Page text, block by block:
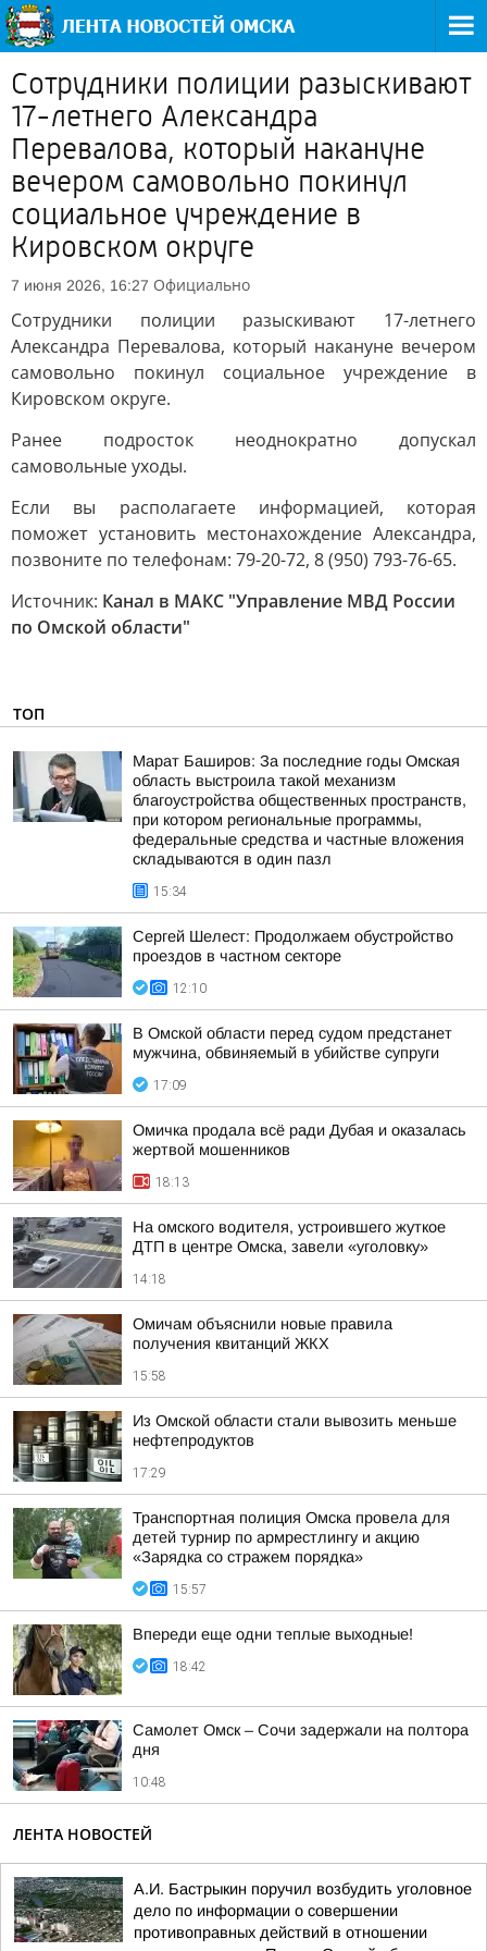
Сотрудники полиции разыскивают
17-летнего Александра
Перевалова, который накануне
вечером самовольно покинул
социальное учреждение в
Кировском округе
7 июня 2026, 16:27 Официально
Сотрудники полиции разыскивают 17-летнего
Александра Перевалова, который накануне вечером
самовольно покинул социальное учреждение в
Кировском округе.
Ранее подросток неоднократно допускал
самовольные уходы.
Если вы располагаете информацией, которая
поможет установить местонахождение Александра,
позвоните по телефонам: 79-20-72, 8 (950) 793-76-65.
Источник: Канал в МАКС "Управление МВД России
по Омской области"
ТОП
Марат Баширов: За последние годы Омская
область выстроила такой механизм
благоустройства общественных пространств,
при котором региональные программы,
федеральные средства и частные вложения
складываются в один пазл
15:34
Сергей Шелест: Продолжаем обустройство
проездов в частном секторе
12:10
В Омской области перед судом предстанет
мужчина, обвиняемый в убийстве супруги
17:09
Омичка продала всё ради Дубая и оказалась
жертвой мошенников
18:13
На омского водителя, устроившего жуткое
ДТП в центре Омска, завели «уголовку»
14:18
Омичам объяснили новые правила
получения квитанций ЖКХ
15:58
Из Омской области стали вывозить меньше
нефтепродуктов
17:29
Транспортная полиция Омска провела для
детей турнир по армрестлингу и акцию
«Зарядка со стражем порядка»
15:57
Впереди еще одни теплые выходные!
18:42
Самолет Омск – Сочи задержали на полтора
дня
10:48
ЛЕНТА НОВОСТЕЙ
А.И. Бастрыкин поручил возбудить уголовное
дело по информации о совершении
противоправных действий в отношении